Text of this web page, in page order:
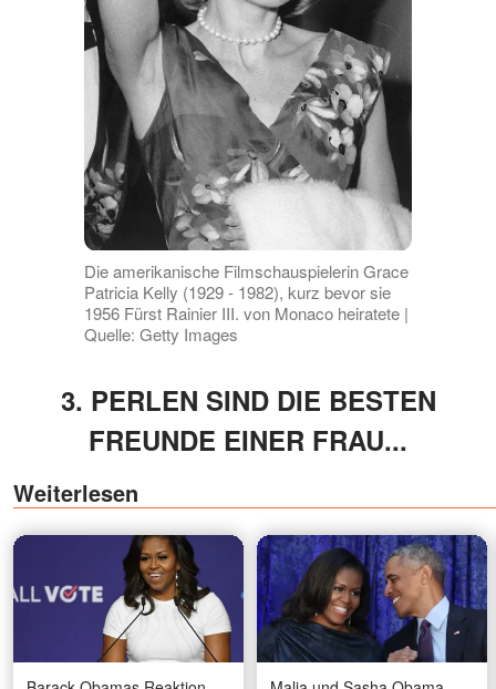
Die amerikanische Filmschauspielerin Grace
Patricia Kelly (1929 - 1982), kurz bevor sie
1956 Fürst Rainier III. von Monaco heiratete |
Quelle: Getty Images
3. PERLEN SIND DIE BESTEN
FREUNDE EINER FRAU...
Weiterlesen